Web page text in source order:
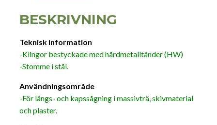
BESKRIVNING
Teknisk information
-Klingor bestyckade med hårdmetalltänder (HW)
-Stomme i stål.
Användningsområde
-För längs- och kapssågning i massivträ, skivmaterial
och plaster.